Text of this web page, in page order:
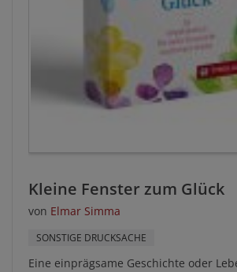
Kleine Fenster zum Glück
von Elmar Simma
SONSTIGE DRUCKSACHE
Eine einprägsame Geschichte oder